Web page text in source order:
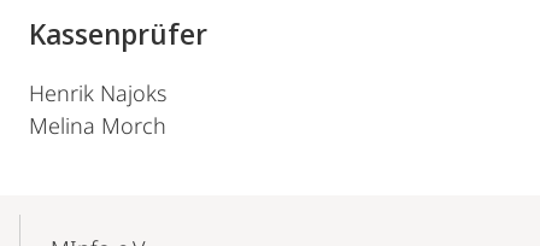
Kassenprüfer
Henrik Najoks
Melina Morch